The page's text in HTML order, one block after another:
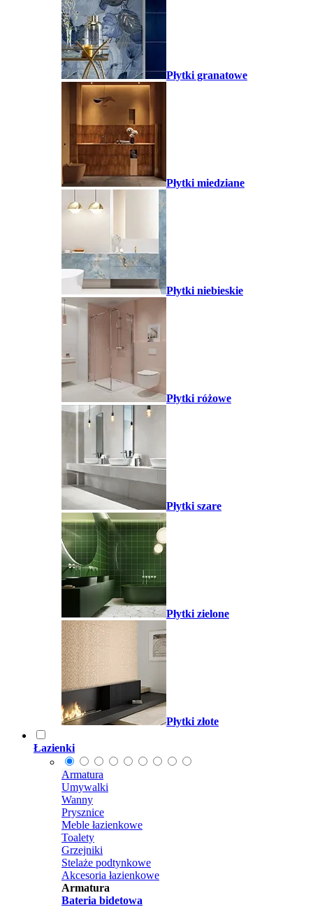
Płytki granatowe
Płytki miedziane
Płytki niebieskie
Płytki różowe
Płytki szare
Płytki zielone
Płytki złote
Łazienki
Armatura
Umywalki
Wanny
Prysznice
Meble łazienkowe
Toalety
Grzejniki
Stelaże podtynkowe
Akcesoria łazienkowe
Armatura
Bateria bidetowa